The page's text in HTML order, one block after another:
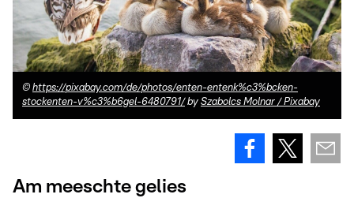
© https://pixabay.com/de/photos/enten-entenk%c3%bcken-
stockenten-v%c3%b6gel-6480791/ by Szabolcs Molnar / Pixabay
Am meeschte gelies